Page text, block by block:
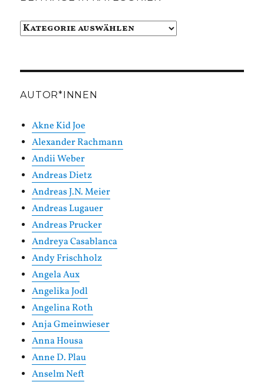
Beiträge
AUTOR*INNEN
Akne Kid Joe
Alexander Rachmann
Andii Weber
Andreas Dietz
Andreas J.N. Meier
Andreas Lugauer
Andreas Prucker
Andreya Casablanca
Andy Frischholz
Angela Aux
Angelika Jodl
Angelina Roth
Anja Gmeinwieser
Anna Housa
Anne D. Plau
Anselm Neft